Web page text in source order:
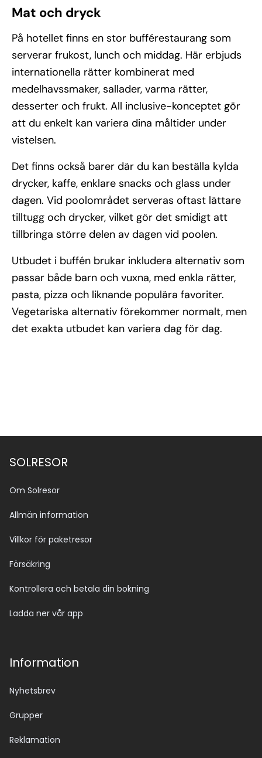
Mat och dryck
På hotellet finns en stor bufférestaurang som
serverar frukost, lunch och middag. Här erbjuds
internationella rätter kombinerat med
medelhavssmaker, sallader, varma rätter,
desserter och frukt. All inclusive-konceptet gör
att du enkelt kan variera dina måltider under
vistelsen.
Det finns också barer där du kan beställa kylda
drycker, kaffe, enklare snacks och glass under
dagen. Vid poolområdet serveras oftast lättare
tilltugg och drycker, vilket gör det smidigt att
tillbringa större delen av dagen vid poolen.
Utbudet i buffén brukar inkludera alternativ som
passar både barn och vuxna, med enkla rätter,
pasta, pizza och liknande populära favoriter.
Vegetariska alternativ förekommer normalt, men
det exakta utbudet kan variera dag för dag.
SOLRESOR
Om Solresor
Allmän information
Villkor för paketresor
Försäkring
Kontrollera och betala din bokning
Ladda ner vår app
Information
Nyhetsbrev
Grupper
Reklamation